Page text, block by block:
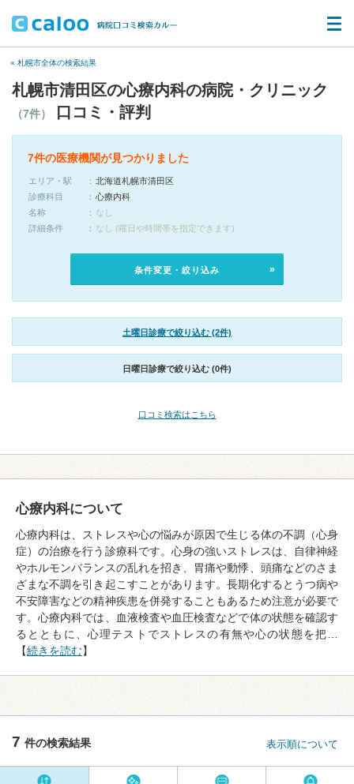
« 札幌市全体の検索結果
札幌市清田区の心療内科の病院・クリニック
（7件） 口コミ・評判
7件の医療機関が見つかりました
エリア・駅
北海道札幌市清田区
診療科目
心療内科
名称
なし
詳細条件
なし (曜日や時間帯を指定できます)
条件変更・絞り込み
土曜日診療で絞り込む (2件)
日曜日診療で絞り込む (0件)
口コミ検索はこちら
心療内科について
心療内科は、ストレスや心の悩みが原因で生じる体の不調（心身
症）の治療を行う診療科です。心身の強いストレスは、自律神経
やホルモンバランスの乱れを招き、胃痛や動悸、頭痛などのさま
ざまな不調を引き起こすことがあります。長期化するとうつ病や
不安障害などの精神疾患を併発することもあるため注意が必要で
す。心療内科では、血液検査や血圧検査などで体の状態を確認す
るとともに、心理テストでストレスの有無や心の状態を把…
【続きを読む】
7 件の検索結果 表示順について